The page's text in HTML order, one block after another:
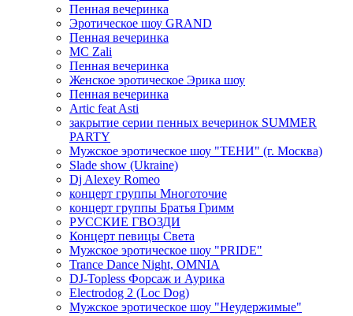
Пенная вечеринка
Эротическое шоу GRAND
Пенная вечеринка
MC Zali
Пенная вечеринка
Женское эротическое Эрика шоу
Пенная вечеринка
Artic feat Asti
закрытие серии пенных вечеринок SUMMER
PARTY
Мужское эротическое шоу "ТЕНИ" (г. Москва)
Slade show (Ukraine)
Dj Alexey Romeo
концерт группы Многоточие
концерт группы Братья Гримм
РУССКИЕ ГВОЗДИ
Концерт певицы Света
Мужское эротическое шоу "PRIDE"
Trance Dance Night, OMNIA
DJ-Topless Форсаж и Аурика
Electrodog 2 (Loc Dog)
Мужское эротическое шоу "Неудержимые"